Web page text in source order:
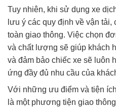
Tuy nhiên, khi sử dụng xe
lưu ý các quy định về vận
toàn giao thông. Việc chọn
và chất lượng sẽ giúp khách
và đảm bảo chiếc xe sẽ luôn
ứng đầy đủ nhu cầu của
Với những ưu điểm và tiện
là một phương tiện giao